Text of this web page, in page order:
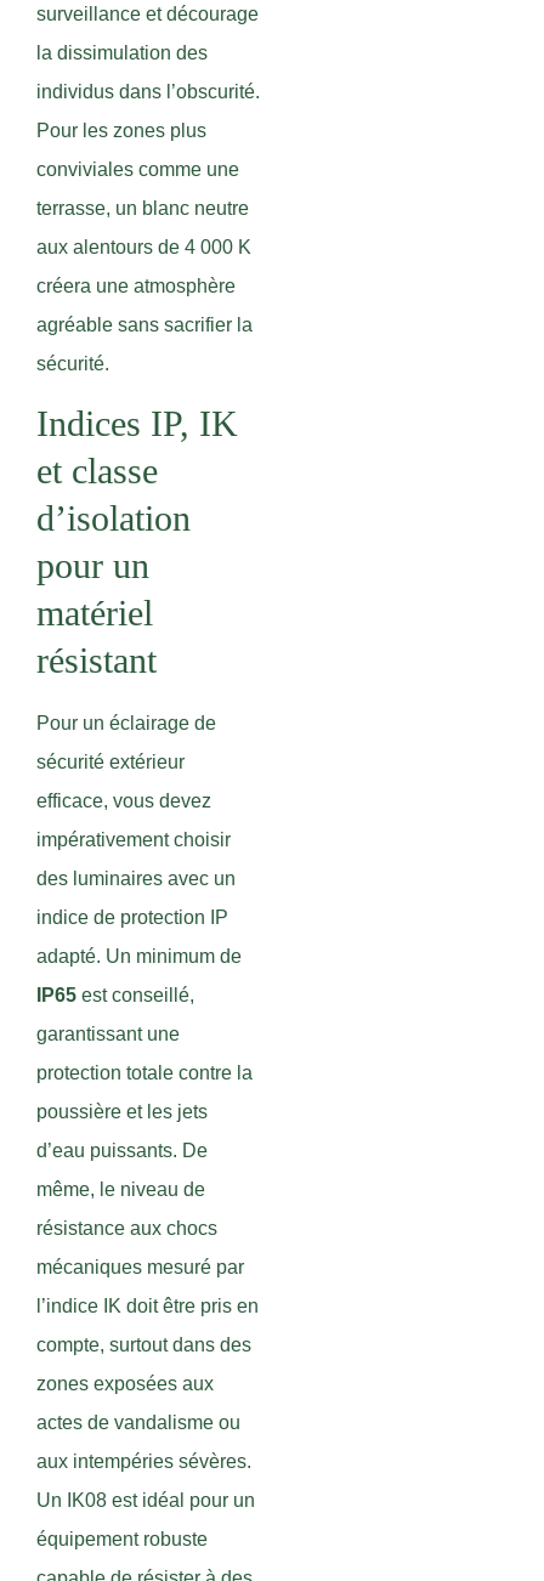
surveillance et décourage
la dissimulation des
individus dans l’obscurité.
Pour les zones plus
conviviales comme une
terrasse, un blanc neutre
aux alentours de 4 000 K
créera une atmosphère
agréable sans sacrifier la
sécurité.
Indices IP, IK
et classe
d’isolation
pour un
matériel
résistant
Pour un éclairage de
sécurité extérieur
efficace, vous devez
impérativement choisir
des luminaires avec un
indice de protection IP
adapté. Un minimum de
IP65 est conseillé,
garantissant une
protection totale contre la
poussière et les jets
d’eau puissants. De
même, le niveau de
résistance aux chocs
mécaniques mesuré par
l’indice IK doit être pris en
compte, surtout dans des
zones exposées aux
actes de vandalisme ou
aux intempéries sévères.
Un IK08 est idéal pour un
équipement robuste